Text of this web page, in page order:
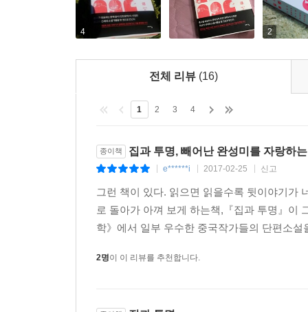
4 2
전체 리뷰 (16)
1 2 3 4
종이책 집과 투명, 빼어난 완성미를 자랑하
e******i 2017-02-25 신고
그런 책이 있다. 읽으면 읽을수록 뒷이야기가
로 돌아가 아껴 보게 하는책,『집과 투명』이
학》에서 일부 우수한 중국작가들의 단편소설
2명이 이 리뷰를 추천합니다.